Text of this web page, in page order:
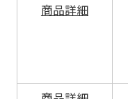
商品詳細